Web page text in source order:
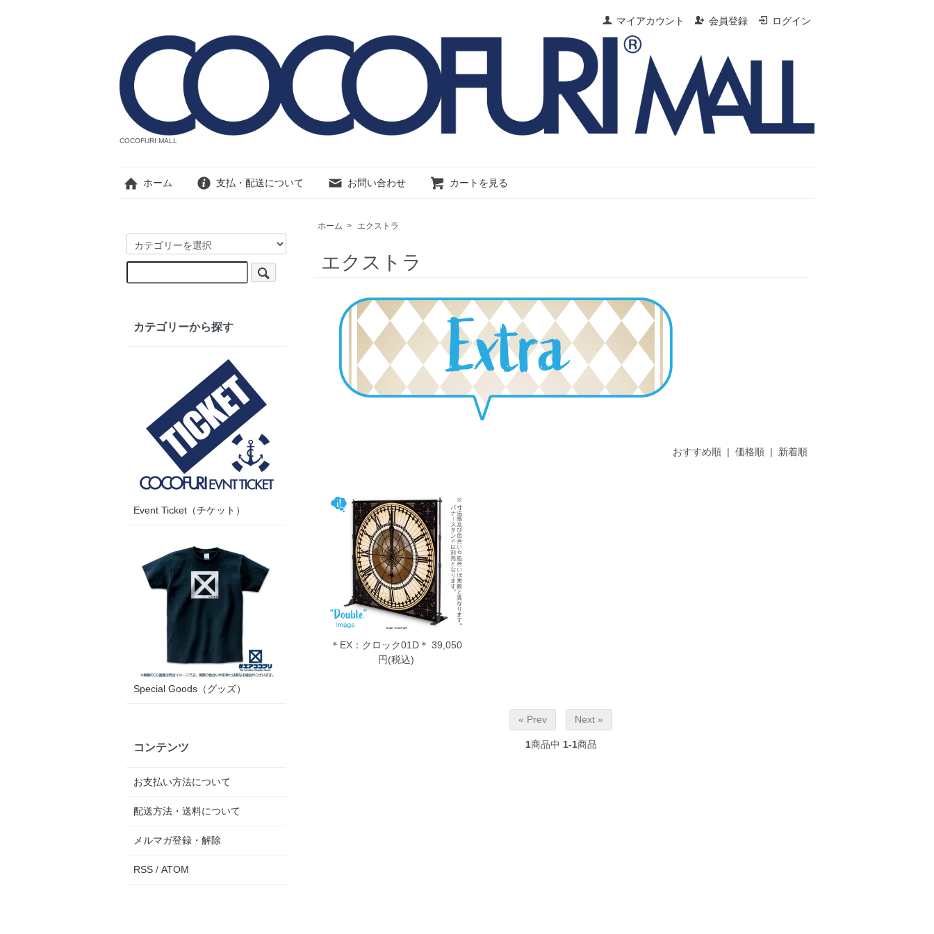
マイアカウント 会員登録 ログイン
COCOFURI MALL
ホーム 支払・配送について お問い合わせ カートを見る
ホーム > エクストラ
エクストラ
おすすめ順 | 価格順 | 新着順
＊EX：クロック01D＊ 39,050
円(税込)
« Prev Next »
1商品中 1-1商品
カテゴリーから探す
Event Ticket（チケット）
Special Goods（グッズ）
コンテンツ
お支払い方法について
配送方法・送料について
メルマガ登録・解除
RSS / ATOM